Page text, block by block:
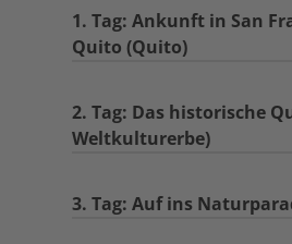
1. Tag: Ankunft in San
Quito (Quito)
2. Tag: Das historische
Weltkulturerbe)
3. Tag: Auf ins